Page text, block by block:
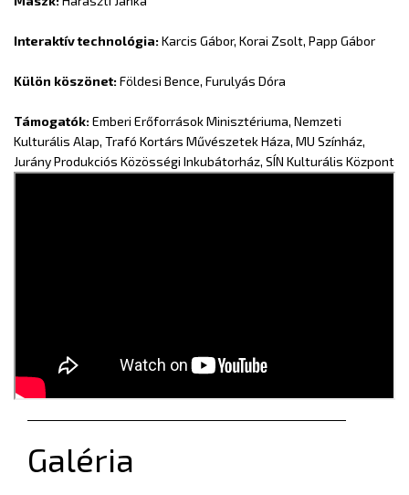
Interaktív technológia:Karcis Gábor, Korai Zsolt, Papp Gábor
Külön köszönet:Földesi Bence, Furulyás Dóra
Támogatók:Emberi Erőforrások Minisztériuma, Nemzeti
Kulturális Alap, Trafó Kortárs Művészetek Háza, MU Színház,
Jurány Produkciós Közösségi Inkubátorház, SÍN Kulturális Központ
Galéria